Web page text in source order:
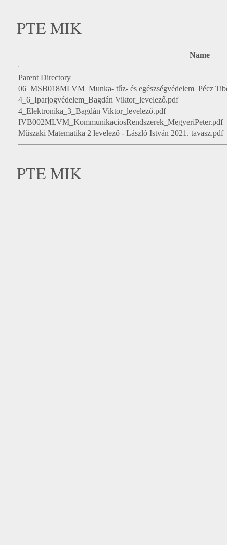
PTE MIK
Name
Parent Directory
06_MSB018MLVM_Munka- tűz- és egészségvédelem_Pécz
4_6_Iparjogvédelem_Bagdán Viktor_levelező.pdf
4_Elektronika_3_Bagdán Viktor_levelező.pdf
IVB002MLVM_KommunikaciosRendszerek_MegyeriPeter.pdf
Műszaki Matematika 2 levelező - László István 2021. tavasz.pdf
PTE MIK